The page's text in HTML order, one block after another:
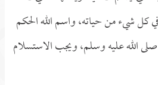
كل شيء من حياته، واسم الله الحكم
صلى الله عليه وسلم، ويجب الاستسلام